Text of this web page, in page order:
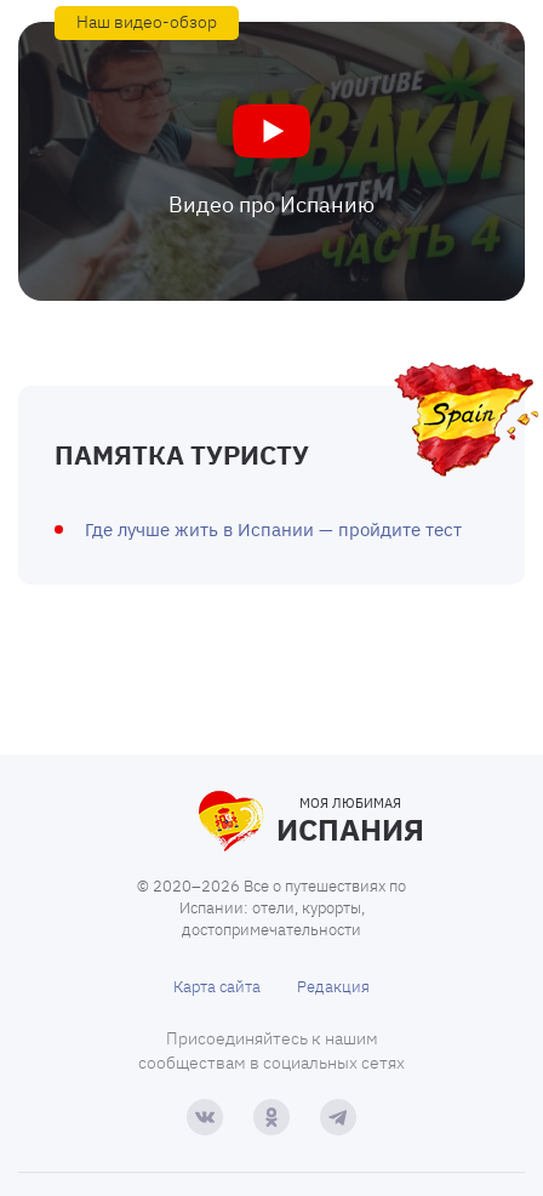
Наш видео-обзор
Видео про Испанию
ПАМЯТКА ТУРИСТУ
Где лучше жить в Испании — пройдите тест
МОЯ ЛЮБИМАЯ
ИСПАНИЯ
© 2020–2026 Все о путешествиях по
Испании: отели, курорты,
достопримечательности
Карта сайта Редакция
Присоединяйтесь к нашим
сообществам в социальных сетях